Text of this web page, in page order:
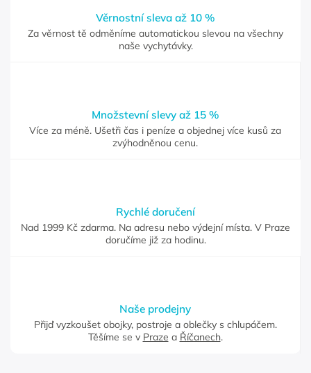
Věrnostní sleva až 10 %
Za věrnost tě odměníme automatickou slevou na všechny
naše vychytávky.
Množstevní slevy až 15 %
Více za méně. Ušetři čas i peníze a objednej více kusů za
zvýhodněnou cenu.
Rychlé doručení
Nad 1999 Kč zdarma. Na adresu nebo výdejní místa. V Praze
doručíme již za hodinu.
Naše prodejny
Přijď vyzkoušet obojky, postroje a oblečky s chlupáčem.
Těšíme se v Praze a Říčanech.